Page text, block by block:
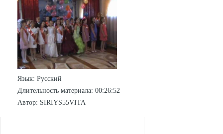
Язык: Русский
Длительность материала: 00:26:52
Автор: SIRIYS55VITA